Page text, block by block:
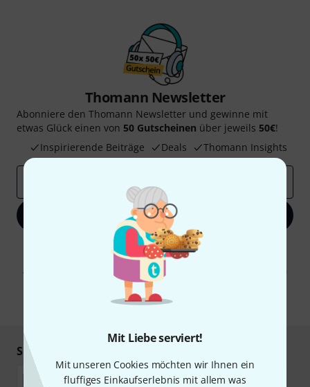
Mit Liebe serviert!
Mit unseren Cookies möchten wir Ihnen ein
fluffiges Einkaufserlebnis mit allem was
Thomann Newsletter
Abonniere den Thomann Newsletter und gewinne mit
etwas Glück einen von 50 Gutscheinen über jeweils 50€!
Inspirierende Beiträge
Deals Thomann Insights
Jetzt anmelden
Mit Klick auf „Jetzt anmelden“ stimmen Sie dem Erhalt von E-Mail-
Werbung und einer Messung des E-Mail-Nutzungsverhaltens zu. Die
Abmeldung ist jederzeit möglich. Weitere Informationen finden Sie in
unserenDatenschutzhinweisen
* Pflichtfeld
Sicher einkaufen & bezahlen